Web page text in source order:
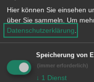
p
n
n
Unsere Anschrift
Rathaus Aalen
Marktplatz 30
Hier können Sie einsehen
über Sie sammeln.
Um
Datenschutzerklärung
Speicherung von
(immer erforderlich)
↓ 1 Dienst